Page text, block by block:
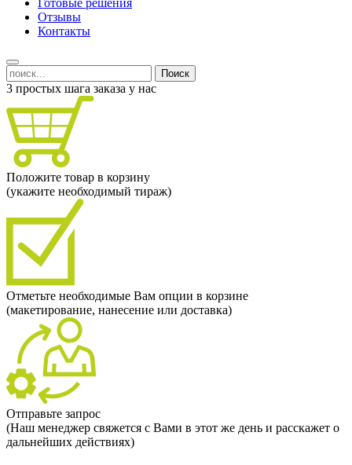
Готовые решения
Отзывы
Контакты
Поиск
3 простых шага заказа у нас
Положите товар в корзину
(укажите необходимый тираж)
Отметьте необходимые Вам опции в корзине
(макетирование, нанесение или доставка)
Отправьте запрос
(Наш менеджер свяжется с Вами в этот же день и расскажет о
дальнейших действиях)